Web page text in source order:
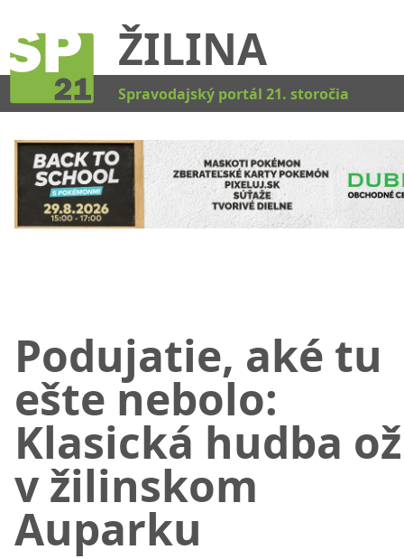
ŽILINA
Spravodajský portál 21. storočia
Podujatie, aké tu
ešte nebolo:
Klasická hudba
v žilinskom
Auparku